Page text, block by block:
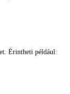
Érintheti például: